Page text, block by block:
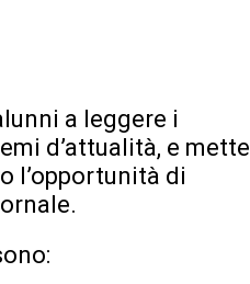
a leggere i
d’attualità, e mette
l’opportunità di